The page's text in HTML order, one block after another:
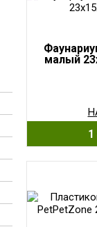
малый
1